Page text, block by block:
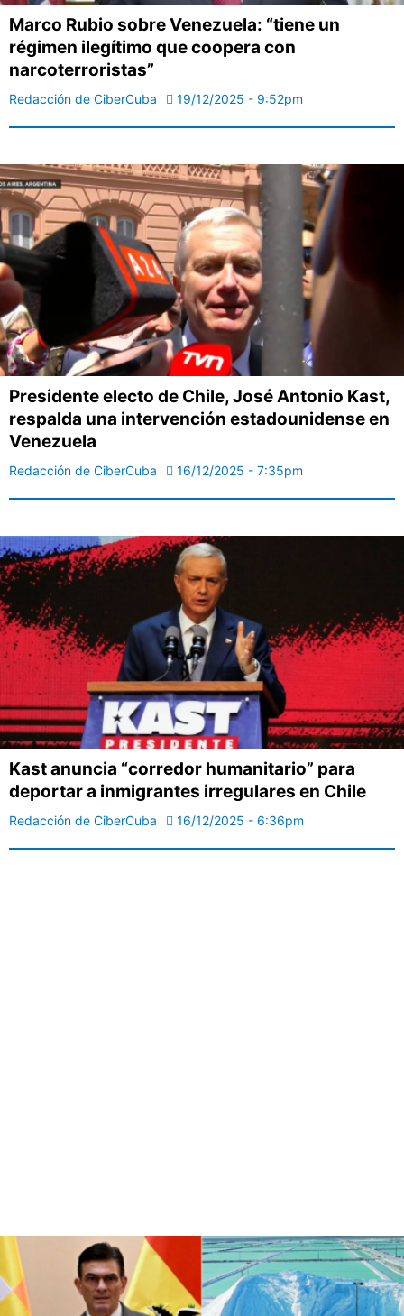
Marco Rubio sobre Venezuela: “tiene un
régimen ilegítimo que coopera con
narcoterroristas”
Redacción de CiberCuba 19/12/2025 - 9:52pm
Presidente electo de Chile, José Antonio Kast,
respalda una intervención estadounidense en
Venezuela
Redacción de CiberCuba 16/12/2025 - 7:35pm
Kast anuncia “corredor humanitario” para
deportar a inmigrantes irregulares en Chile
Redacción de CiberCuba 16/12/2025 - 6:36pm